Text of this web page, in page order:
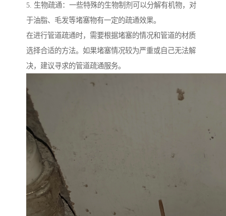
5. 生物疏通：一些特殊的生物制剂可以分解有机物，对
于油脂、毛发等堵塞物有一定的疏通效果。
在进行管道疏通时，需要根据堵塞的情况和管道的材质
选择合适的方法。如果堵塞情况较为严重或自己无法解
决，建议寻求的管道疏通服务。